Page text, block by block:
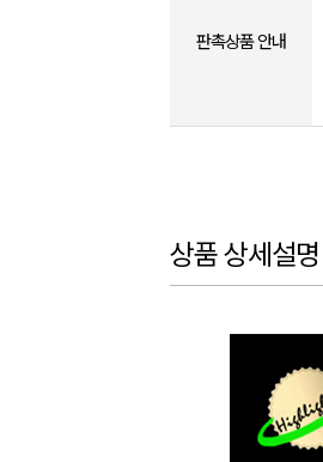
판촉상품 안내
상품 상세설명